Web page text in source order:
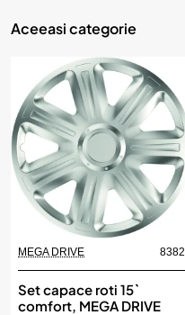
Aceeasi categorie
MEGA DRIVE 8382
Set capace roti 15`
comfort, MEGA DRIVE